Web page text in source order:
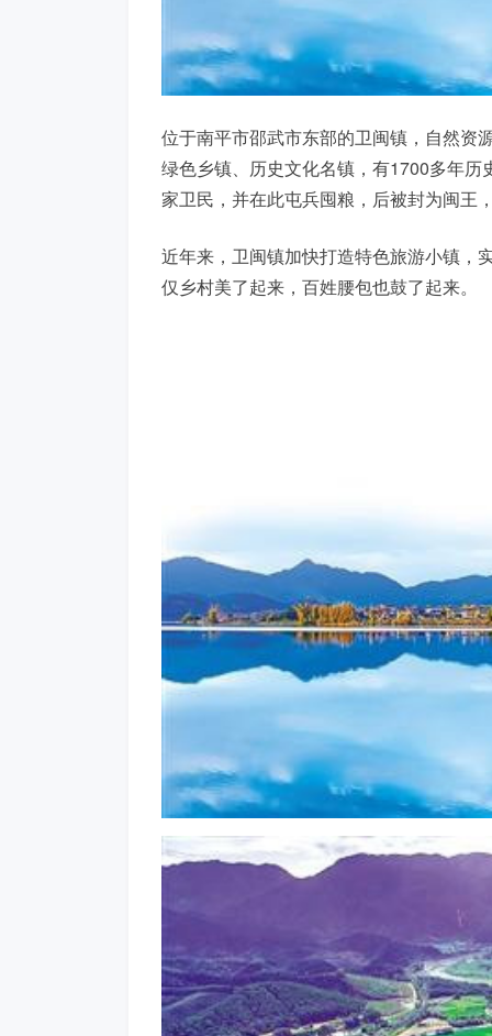
位于南平市邵武市东部的卫闽镇，自然资
绿色乡镇、历史文化名镇，有1700多年
家卫民，并在此屯兵囤粮，后被封为闽王
近年来，卫闽镇加快打造特色旅游小镇，
仅乡村美了起来，百姓腰包也鼓了起来。